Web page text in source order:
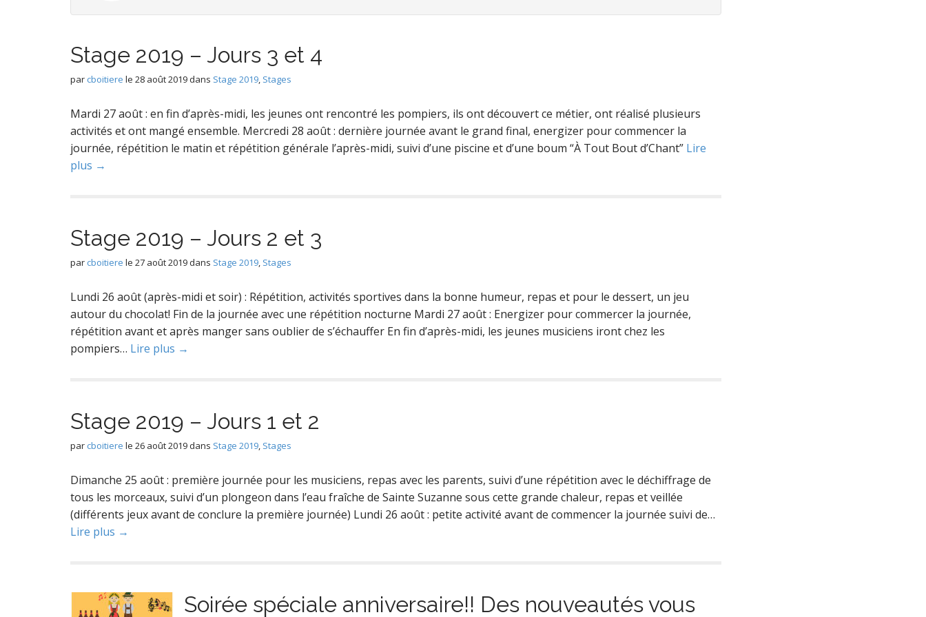
Stage 2019 – Jours 3 et 4
par cboitiere le 28 août 2019dans Stage 2019, Stages
Mardi 27 août : en fin d’après-midi, les jeunes ont rencontré les pompiers, ils ont découvert ce métier, ont réalisé plusieurs
activités et ont mangé ensemble. Mercredi 28 août : dernière journée avant le grand final, energizer pour commencer la
journée, répétition le matin et répétition générale l’après-midi, suivi d’une piscine et d’une boum “À Tout Bout d’Chant” Lire
plus →
Stage 2019 – Jours 2 et 3
par cboitiere le 27 août 2019dans Stage 2019, Stages
Lundi 26 août (après-midi et soir) : Répétition, activités sportives dans la bonne humeur, repas et pour le dessert, un jeu
autour du chocolat! Fin de la journée avec une répétition nocturne Mardi 27 août : Energizer pour commercer la journée,
répétition avant et après manger sans oublier de s’échauffer En fin d’après-midi, les jeunes musiciens iront chez les
pompiers… Lire plus →
Stage 2019 – Jours 1 et 2
par cboitiere le 26 août 2019dans Stage 2019, Stages
Dimanche 25 août : première journée pour les musiciens, repas avec les parents, suivi d’une répétition avec le déchiffrage de
tous les morceaux, suivi d’un plongeon dans l’eau fraîche de Sainte Suzanne sous cette grande chaleur, repas et veillée
(différents jeux avant de conclure la première journée) Lundi 26 août : petite activité avant de commencer la journée suivi de…
Lire plus →
Soirée spéciale anniversaire!! Des nouveautés vous